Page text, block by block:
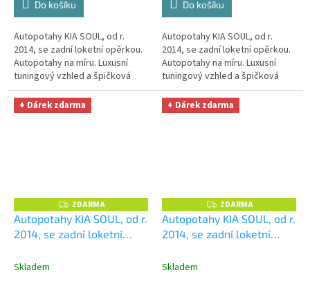
Do košíku
Autopotahy KIA SOUL, od r.
2014, se zadní loketní opěrkou.
Autopotahy na míru. Luxusní
tuningový vzhled a špičková
ochrana čalounění. Profesionální
čalounické zpracování....
Do košíku
Autopotahy KIA SOUL, od r.
2014, se zadní loketní opěrkou.
Autopotahy na míru. Luxusní
tuningový vzhled a špičková
ochrana čalounění. Profesionální
čalounické zpracování....
+ Dárek zdarma
Z
D
A
R
ZDARMA
Autopotahy KIA SOUL, od r.
2014, se zadní loketní
DOBLO, žakar Audi
Skladem
+ Dárek zdarma
Z
D
A
R
ZDARMA
Autopotahy KIA SOUL, od r.
2014, se zadní loketní
DOBLO, žakar Avio
Skladem